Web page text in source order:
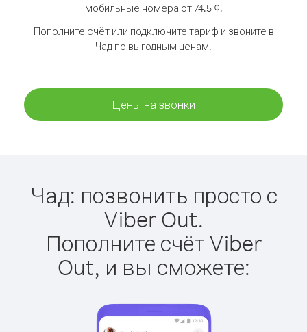
мобильные номера от 74.5 ¢.
Пополните счёт или подключите тариф и звоните в
Чад по выгодным ценам.
Цены на звонки
Чад: позвонить просто с
Viber Out.
Пополните счёт Viber
Out, и вы сможете: